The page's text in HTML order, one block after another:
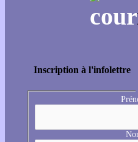
Inscription à l'infolettre